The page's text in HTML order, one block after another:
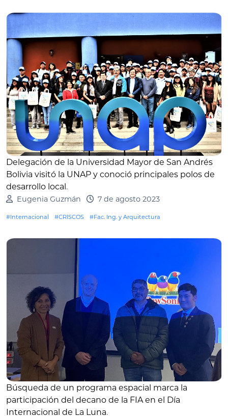
Delegación de la Universidad Mayor de San Andrés
Bolivia visitó la UNAP y conoció principales polos de
desarrollo local.
Eugenia Guzmán 7 de agosto 2023
#Internacional #CRISCOS #Fac. Ing. y Arquitectura
Búsqueda de un programa espacial marca la
participación del decano de la FIA en el Día
Internacional de La Luna.